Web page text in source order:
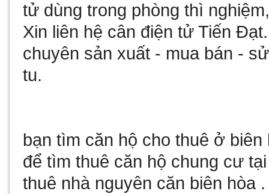
tử dùng trong phòng thì
Xin liên hệ cân điện tử Tiến
chuyên sản xuất - mua bán -
tu.
bạn tìm căn hộ cho thuê ở biên
để tìmthuê căn hộ chung cư
thuê nhà nguyên căn biên hòa